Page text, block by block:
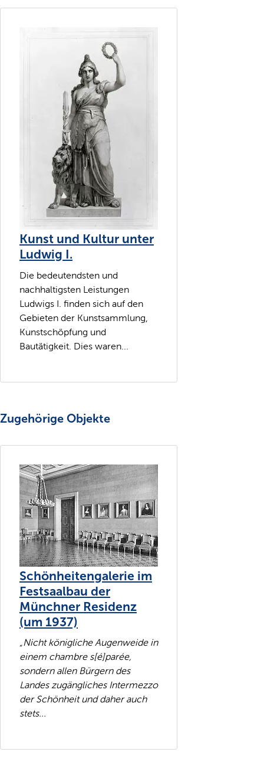
Kunst und Kultur unter
Ludwig I.
Die bedeutendsten und
nachhaltigsten Leistungen
Ludwigs I. finden sich auf den
Gebieten der Kunstsammlung,
Kunstschöpfung und
Bautätigkeit. Dies waren...
Zugehörige Objekte
Schönheitengalerie im
Festsaalbau der
Münchner Residenz
(um 1937)
„Nicht königliche Augenweide in
einem chambre s[é]parée,
sondern allen Bürgern des
Landes zugängliches Intermezzo
der Schönheit und daher auch
stets...